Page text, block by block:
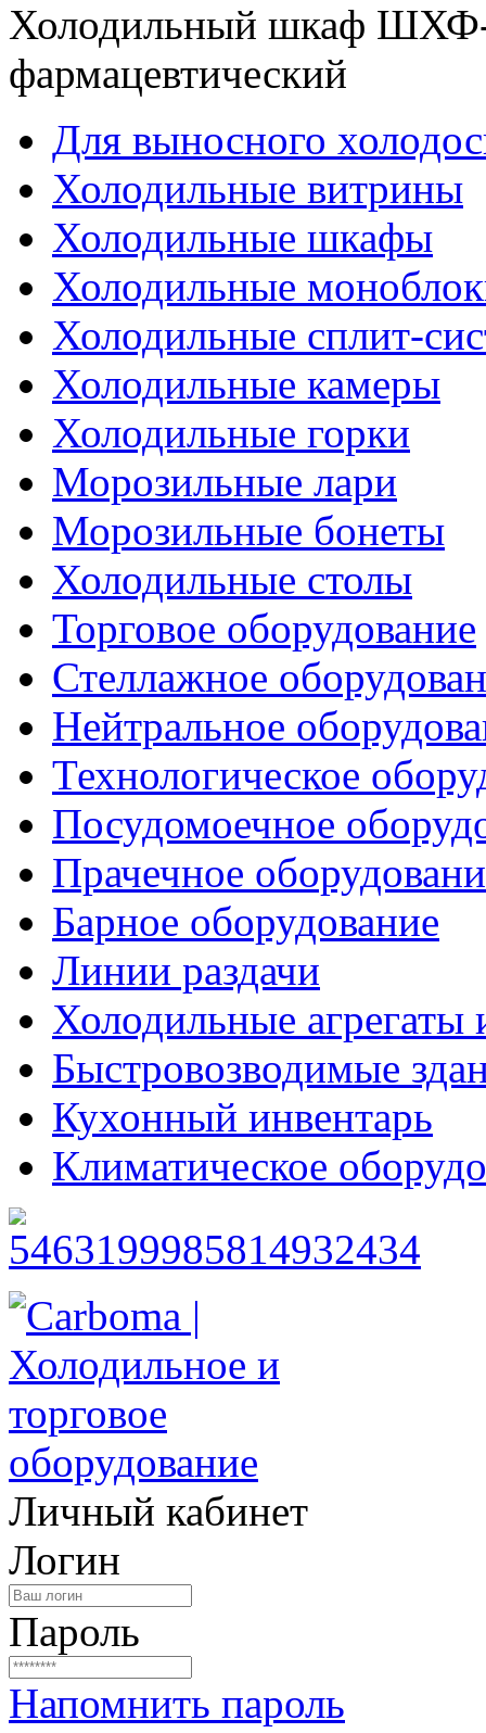
Холодильный шкаф
фармацевтический
Для выносного
Холодильные витрины
Холодильные шкафы
Холодильные
Холодильные сплит-
Холодильные камеры
Холодильные горки
Морозильные лари
Морозильные бонеты
Холодильные столы
Торговое оборудование
Стеллажное
Нейтральное
Технологическое
Посудомоечное
Прачечное
Барное оборудование
Линии раздачи
Холодильные агрегаты
Быстровозводимые
Кухонный инвентарь
Климатическое
Личный кабинет
Логин
Пароль
Напомнить пароль